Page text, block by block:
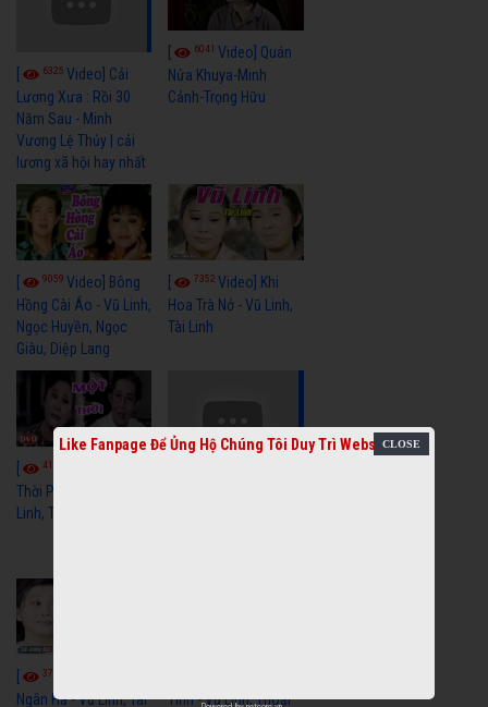
6325 Video] Cải
Lương Xưa : Rồi 30
Năm Sau - Minh
Vương Lệ Thủy | cải
lương xã hội hay nhất
6041Video] Quán
Nửa Khuya-Minh
Cảnh-Trọng Hữu
9059 Video] Bông
Hồng Cài Áo - Vũ Linh,
Ngọc Huyền, Ngọc
Giàu, Diệp Lang
7352Video] Khi
Hoa Trà Nở - Vũ Linh,
Tài Linh
4110
Thời Phóng Đãng - Vũ
Linh, Tài Linh, Chí Linh
3768
Ngân Hà - Vũ Linh, Tài
Tình - Vũ Linh, Thoại
Like Fanpage Để Ủng Hộ Chúng Tôi Duy Trì Website